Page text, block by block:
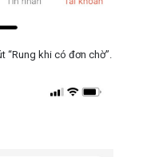
“Rung khi có đơn chờ”.